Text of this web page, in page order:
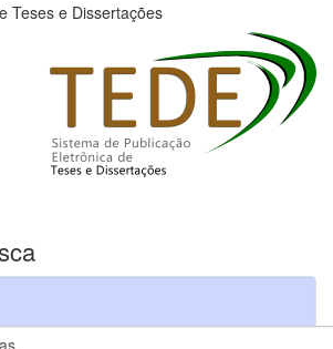
Teses e Dissertações